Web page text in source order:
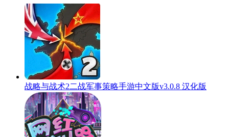
战略与战术2二战军事策略手游中文版v3.0.8 汉化版